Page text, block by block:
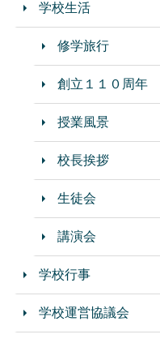
学校生活
修学旅行
創立１１０周年
授業風景
校長挨拶
生徒会
講演会
学校行事
学校運営協議会